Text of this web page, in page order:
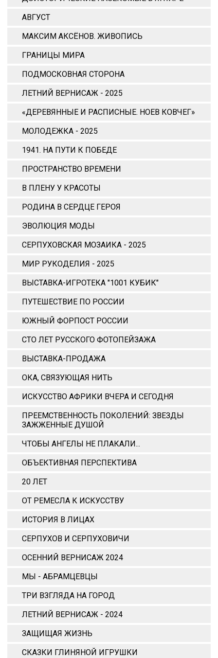
АВГУСТ
МАКСИМ АКСЁНОВ. ЖИВОПИСЬ
ГРАНИЦЫ МИРА
ПОДМОСКОВНАЯ СТОРОНА
ЛЕТНИЙ ВЕРНИСАЖ - 2025
«ДЕРЕВЯННЫЕ И РАСПИСНЫЕ. НОЕВ КОВЧЕГ»
МОЛОДЕЖКА - 2025
1941. НА ПУТИ К ПОБЕДЕ
ПРОСТРАНСТВО ВРЕМЕНИ
В ПЛЕНУ У КРАСОТЫ
РОДИНА В СЕРДЦЕ ГЕРОЯ
ЭВОЛЮЦИЯ МОДЫ
СЕРПУХОВСКАЯ МОЗАИКА - 2025
МИР РУКОДЕЛИЯ - 2025
ВЫСТАВКА-ИГРОТЕКА "1001 КУБИК"
ПУТЕШЕСТВИЕ ПО РОССИИ
ЮЖНЫЙ ФОРПОСТ РОССИИ
СТО ЛЕТ РУССКОГО ФОТОПЕЙЗАЖА
ВЫСТАВКА-ПРОДАЖА
ОКА, СВЯЗУЮЩАЯ НИТЬ
ИСКУССТВО АФРИКИ ВЧЕРА И СЕГОДНЯ
ПРЕЕМСТВЕННОСТЬ ПОКОЛЕНИЙ: ЗВЕЗДЫ
ЗАЖЖЕННЫЕ ДУШОЙ
ЧТОБЫ АНГЕЛЫ НЕ ПЛАКАЛИ...
ОБЪЕКТИВНАЯ ПЕРСПЕКТИВА
20 ЛЕТ
ОТ РЕМЕСЛА К ИСКУССТВУ
ИСТОРИЯ В ЛИЦАХ
СЕРПУХОВ И СЕРПУХОВИЧИ
ОСЕННИЙ ВЕРНИСАЖ 2024
МЫ - АБРАМЦЕВЦЫ
ТРИ ВЗГЛЯДА НА ГОРОД
ЛЕТНИЙ ВЕРНИСАЖ - 2024
ЗАЩИЩАЯ ЖИЗНЬ
СКАЗКИ ГЛИНЯНОЙ ИГРУШКИ